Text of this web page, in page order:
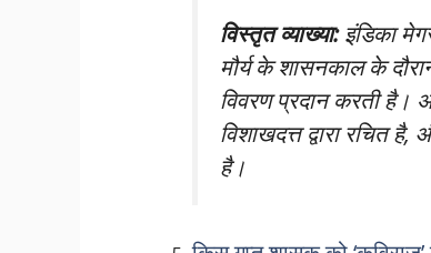
विस्तृत व्याख्या:इंडिका
मौर्य के शासनकाल के
विवरण प्रदान करती है।
विशाखदत्त द्वारा रचित
है।